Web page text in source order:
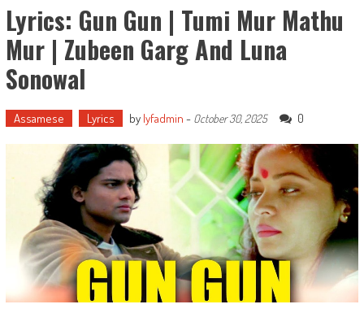
Lyrics: Gun Gun | Tumi Mur Mathu
Mur | Zubeen Garg And Luna
Sonowal
Assamese Lyrics by lyfadmin - October 30, 2025 0